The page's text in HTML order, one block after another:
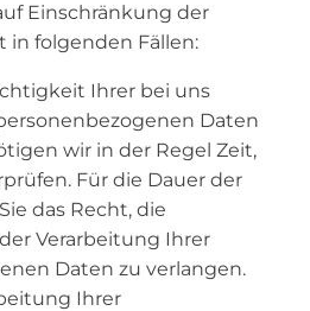
Einschränkung der
in folgenden Fällen:
Ihrer bei uns
Daten
wir in der Regel Zeit,
Für die Dauer der
das Recht, die
Verarbeitung Ihrer
Daten zu verlangen.
Ihrer